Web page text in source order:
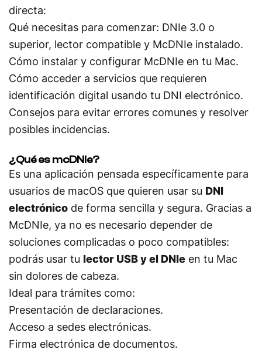
directa:
Qué necesitas para comenzar: DNIe 3.0 o
superior, lector compatible y McDNIe instalado.
Cómo instalar y configurar McDNIe en tu Mac.
Cómo acceder a servicios que requieren
identificación digital usando tu DNI electrónico.
Consejos para evitar errores comunes y resolver
posibles incidencias.
¿Qué es mcDNIe?
Es una aplicación pensada específicamente para
usuarios de macOS que quieren usar su DNI
electrónico de forma sencilla y segura. Gracias a
McDNIe, ya no es necesario depender de
soluciones complicadas o poco compatibles:
podrás usar tu lector USB y el DNIe en tu Mac
sin dolores de cabeza.
Ideal para trámites como:
Presentación de declaraciones.
Acceso a sedes electrónicas.
Firma electrónica de documentos.